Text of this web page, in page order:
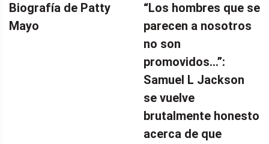
Biografía de Patty
Mayo
“Los hombres que se
parecen a nosotros
no son
promovidos…”:
Samuel L Jackson
se vuelve
brutalmente honesto
acerca de que